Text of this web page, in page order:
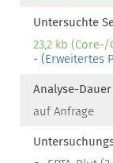
Untersuchte
23,2 kb
- (Erweitertes
Analyse-Dauer
auf Anfrage